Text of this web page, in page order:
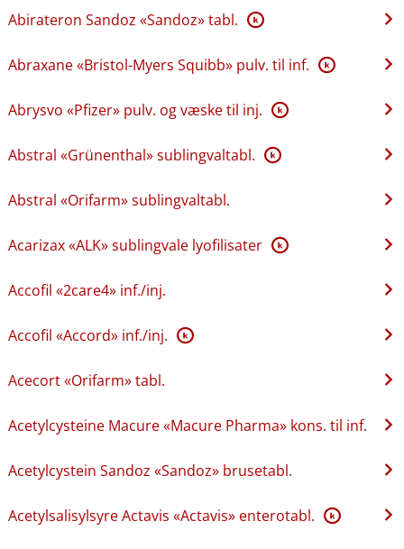
Abirateron Sandoz «Sandoz» tabl. K
Abraxane «Bristol-Myers Squibb» pulv. til inf. K
Abrysvo «Pfizer» pulv. og væske til inj. K
Abstral «Grünenthal» sublingvaltabl. K
Abstral «Orifarm» sublingvaltabl.
Acarizax «ALK» sublingvale lyofilisater K
Accofil «2care4» inf.​/​inj.
Accofil «Accord» inf.​/​inj. K
Acecort «Orifarm» tabl.
Acetylcysteine Macure «Macure Pharma» kons. til inf.
Acetylcystein Sandoz «Sandoz» brusetabl.
Acetylsalisylsyre Actavis «Actavis» enterotabl. K